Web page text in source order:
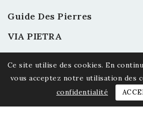
Guide Des Pierres
VIA PIETRA
Ce site utilise des cookies. En
vous acceptez notre utilisation des
confidentialité
© 2026 Via Pietra - Gemmes